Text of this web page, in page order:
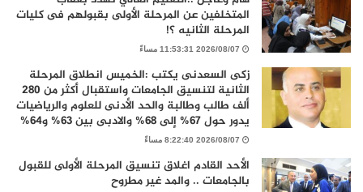
المتخلفين عن المرحلة الأولى بقبولهم فى كليات
المرحلة الثانيه ؟!
2026/08/07 11:53:31 مساءً
زكى السعدنى يكتب :الخميس انطلاق المرحلة
الثانية لتنسيق الجامعات واستقبال أكثر من 280
ألف طالب وطالبة والحد الأدنى للعلوم والرياضيات
يدور حول 67% إلى 68% والادبى بين 63% و64%
2026/08/07 8:22:40 مساءً
الأحد القادم اغلاق تنسيق المرحلة الأولى للقبول
بالجامعات .. والمد غير مطروح